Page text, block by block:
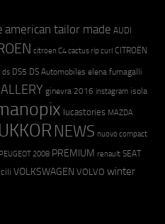
american tailor made AUDI
citroen C4 cactus rip curl CITROËN
ds DS5 DS Automobiles elena fumagalli
ginevra 2016 instagram isola
lucastories MAZDA
NEWS nuovo compact
PEUGEOT 2008 PREMIUM renault SEAT
VOLKSWAGEN VOLVO winter